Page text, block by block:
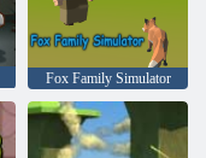
Fox Family Simulator